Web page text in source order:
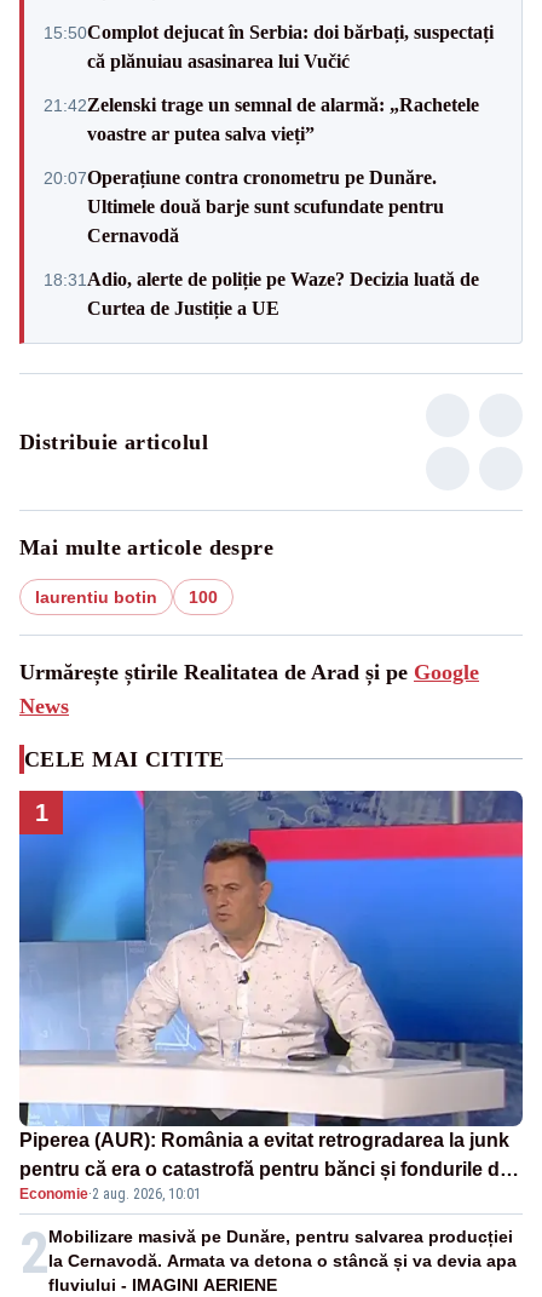
15:50Complot dejucat în Serbia: doi bărbați, suspectați
că plănuiau asasinarea lui Vučić
21:42Zelenski trage un semnal de alarmă: „Rachetele
voastre ar putea salva vieți”
20:07Operațiune contra cronometru pe Dunăre.
Ultimele două barje sunt scufundate pentru
Cernavodă
18:31 Adio, alerte de poliție pe Waze? Decizia luată de
Curtea de Justiție a UE
Distribuie articolul
Mai multe articole despre
laurentiu botin 100
Urmărește știrile Realitatea de Arad și pe Google
News
CELE MAI CITITE
1
Piperea (AUR): România a evitat retrogradarea la junk
pentru că era o catastrofă pentru bănci și fondurile de
pensii
Economie·2 aug. 2026, 10:01
2Mobilizare masivă pe Dunăre, pentru salvarea producției
la Cernavodă. Armata va detona o stâncă și va devia apa
fluviului - IMAGINI AERIENE